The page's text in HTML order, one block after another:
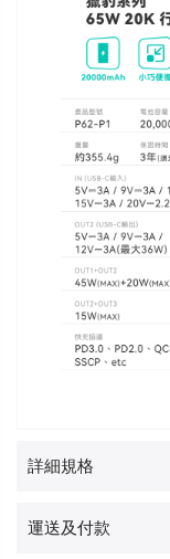
詳細規格
運送及付款